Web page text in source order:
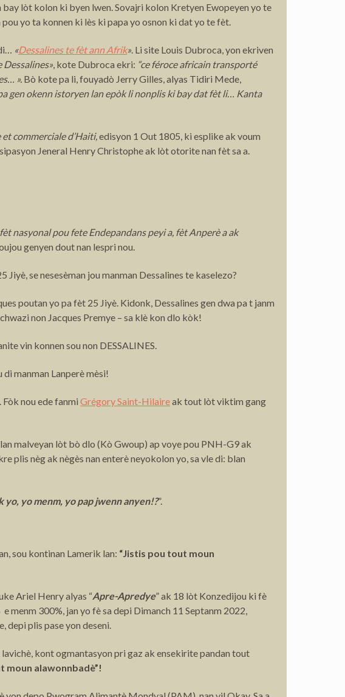
lòt kolon ki byen lwen. Sovajri kolon Kretyen Ewopeyen yo te
yo ta konnen ki lès ki papa yo osnon ki dat yo te fèt.
«Dessalines te fèt ann Afrik». Li site Louis Dubroca, yon ekriven
Dessalines», kote Dubroca ekri: “ce féroce africain transporté
». Bò kote pa li,fouyadò Jerry Gilles, alyas Tidiri Mede,
gen okenn istoryen lan epòk li nonplis ki bay dat fèt li… Kanta
commerciale d’Haiti,edisyon 1 Out 1805, ki esplike ak voum
Jeneral Henry Christophe ak lòt otorite nan fèt sa a.
nasyonal pou fete Endepandans peyi a, fèt Anperè a ak
genyen dout nan lespri nou.
se nesesèman jou manman Dessalines te kaselezo?
poutan yo pa fèt 25 Jiyè. Kidonk, Dessalines gen dwa pa t janm
non Jacques Premye – sa klè kon dlo kòk!
vin konnen sou non DESSALINES.
manman Lanperè mèsi!
nou ede fanmi Grégory Saint-Hilaireak tout lòt viktim gang
malveyan lòt bò dlo (Kò Gwoup) ap voye pou PNH-G9 ak
plis nèg ak nègès nan enterè neyokolon yo, sa vle di: blan
yo, yo menm, yo pap jwenn anyen!?”.
sou kontinan Lamerik lan: “Jistis pou tout moun
Ariel Henry alyas “Apre-Apredye” ak 18 lòt Konzedijou ki fè
menm 300%, jan yo fè sa depi Dimanch 11 Septanm 2022,
depi plis pase yon deseni.
kont ogmantasyon pri gaz ak ensekirite pandan tout
moun alawonnbadè”!